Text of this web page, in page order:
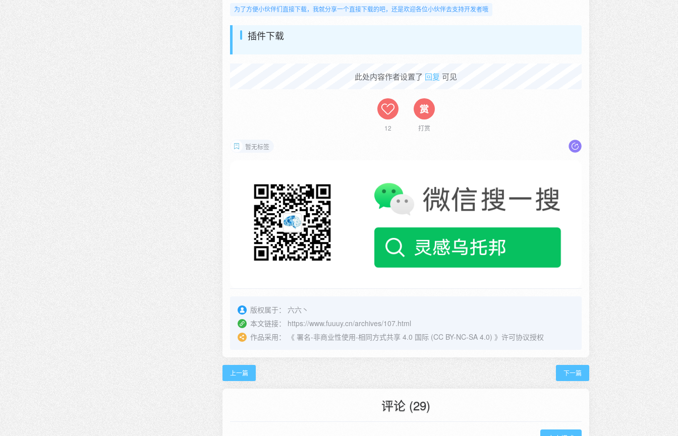
为了方便小伙伴们直接下载，我就分享一个直接下载的吧，还是欢迎各位小伙伴去支持开发者哦
插件下载
此处内容作者设置了 回复 可见
12 打赏
暂无标签
版权属于：
六六丶
本文链接：
https://www.fuuuy.cn/archives/107.html
作品采用：
《 署名-非商业性使用-相同方式共享 4.0 国际 (CC BY-NC-SA 4.0) 》许可协议授权
上一篇 下一篇
评论 (29)